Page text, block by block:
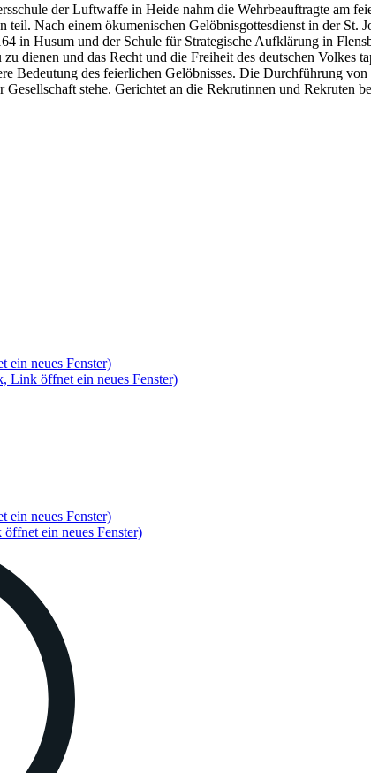
der Luftwaffe in Heide nahm die Wehrbeauftragte am
Nach einem ökumenischen Gelöbnisgottesdienst in der
in Husum und der Schule für Strategische Aufklärung in
dienen und das Recht und die Freiheit des deutschen
Bedeutung des feierlichen Gelöbnisses. Die Durchführung
stehe. Gerichtet an die Rekrutinnen und Rekruten
neues Fenster)
Link öffnet ein neues Fenster)
neues Fenster)
ein neues Fenster)